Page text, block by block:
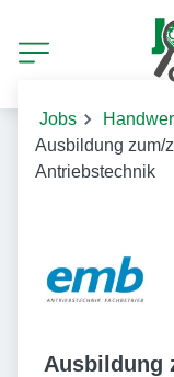
Jobs
Ausbildung zum/
Antriebstechnik
Ausbildung